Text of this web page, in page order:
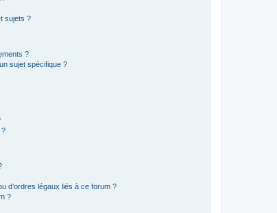
sujets ?
?
sujet spécifique ?
?
d’ordres légaux liés à ce forum ?
?